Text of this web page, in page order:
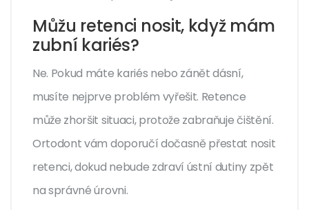
Můžu retenci nosit, když mám
zubní kariés?
Ne. Pokud máte kariés nebo zánět dásní,
musíte nejprve problém vyřešit. Retence
může zhoršit situaci, protože zabraňuje čištění.
Ortodont vám doporučí dočasně přestat nosit
retenci, dokud nebude zdraví ústní dutiny zpět
na správné úrovni.